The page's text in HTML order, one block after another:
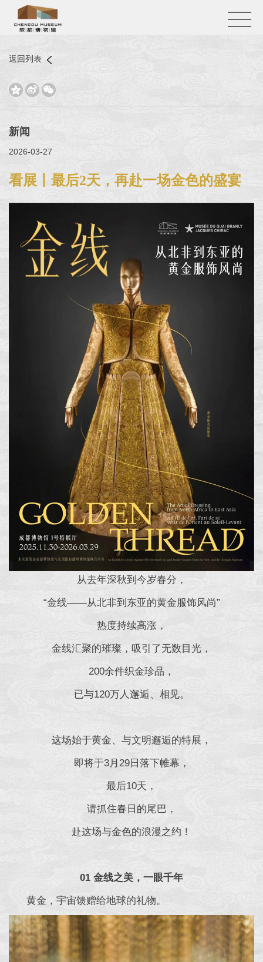
返回列表
  
新闻
2026-03-27
看展丨最后2天，再赴一场金色的盛宴
从去年深秋到今岁春分，
“金线——从北非到东亚的黄金服饰风尚”
热度持续高涨，
金线汇聚的璀璨，吸引了无数目光，
200余件织金珍品，
已与120万人邂逅、相见。
这场始于黄金、与文明邂逅的特展，
即将于3月29日落下帷幕，
最后10天，
请抓住春日的尾巴，
赴这场与金色的浪漫之约！
01 金线之美，一眼千年
黄金，宇宙馈赠给地球的礼物。